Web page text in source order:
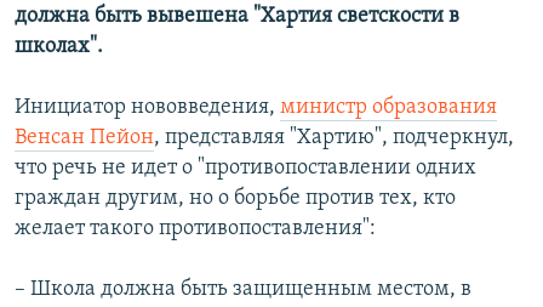
должна быть вывешена "Хартия светскости в
школах".
Инициатор нововведения, министр образования
Венсан Пейон, представляя "Хартию", подчеркнул,
что речь не идет о "противопоставлении одних
граждан другим, но о борьбе против тех, кто
желает такого противопоставления":
– Школа должна быть защищенным местом, в